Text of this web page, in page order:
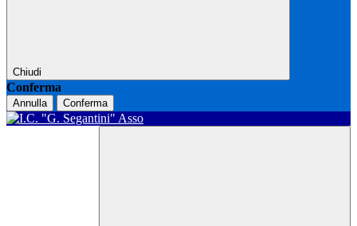
Chiudi
Conferma
Annulla Conferma